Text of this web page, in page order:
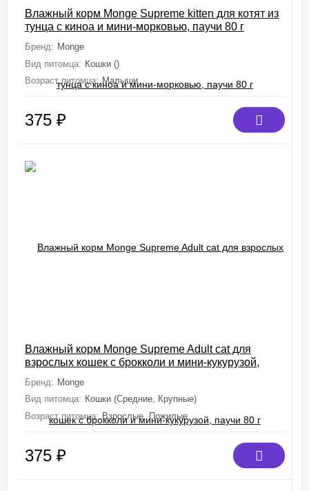
Влажный корм Monge Supreme kitten для котят из
тунца с киноа и мини-морковью, паучи 80 г
Бренд: Monge
Вид питомца: Кошки ()
Возраст питомца: Малыши
375 ₽
Влажный корм Monge Supreme Adult cat для
взрослых кошек с брокколи и мини-кукурузой,
Бренд: Monge
Вид питомца: Кошки (Средние, Крупные)
Возраст питомца: Взрослые, Пожилые
375 ₽